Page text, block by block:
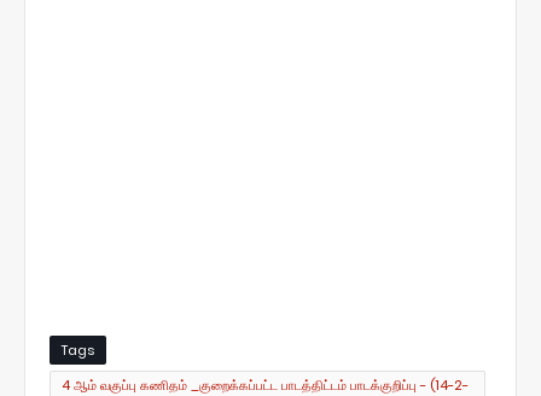
Tags
4 ஆம் வகுப்பு கணிதம் _குறைக்கப்பட்ட பாடத்திட்டம் பாடக்குறிப்பு - (14-2-